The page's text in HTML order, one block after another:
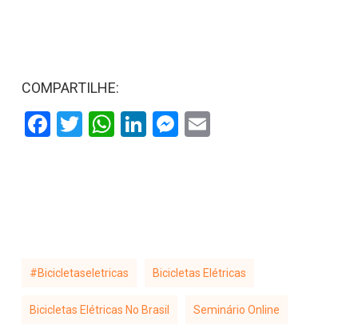
COMPARTILHE:
Facebook
Twitter
WhatsApp
LinkedIn
Messenger
Email
#bicicletaseletricas Bicicletas Elétricas
Bicicletas Elétricas No Brasil Seminário Online